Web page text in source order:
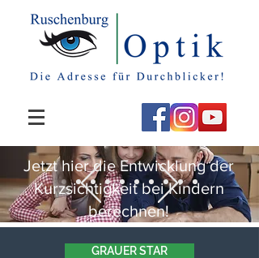
Jetzt hier die Entwicklung der
Kurzsichtigkeit bei Kindern
berechnen!
GRAUER STAR